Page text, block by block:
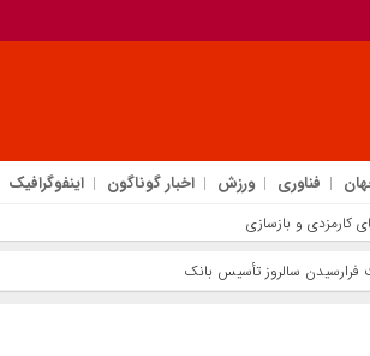
فناوری ورزش اخبار گوناگون اینفوگرافیک
کارمزدی و بازسازی اعتماد مشتریان
فرارسیدن سالروز تأسیس بانک